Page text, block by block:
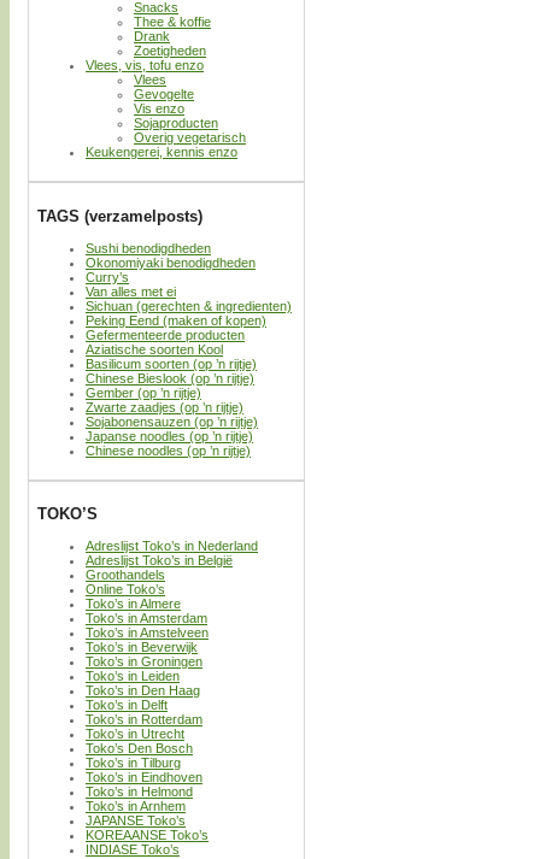
Snacks
Thee & koffie
Drank
Zoetigheden
Vlees, vis, tofu enzo
Vlees
Gevogelte
Vis enzo
Sojaproducten
Overig vegetarisch
Keukengerei, kennis enzo
TAGS (verzamelposts)
Sushi benodigdheden
Okonomiyaki benodigdheden
Curry’s
Van alles met ei
Sichuan (gerechten & ingredienten)
Peking Eend (maken of kopen)
Gefermenteerde producten
Aziatische soorten Kool
Basilicum soorten (op ’n rijtje)
Chinese Bieslook (op ’n rijtje)
Gember (op ’n rijtje)
Zwarte zaadjes (op ’n rijtje)
Sojabonensauzen (op ’n rijtje)
Japanse noodles (op ’n rijtje)
Chinese noodles (op ’n rijtje)
TOKO’S
Adreslijst Toko’s in Nederland
Adreslijst Toko’s in België
Groothandels
Online Toko’s
Toko’s in Almere
Toko’s in Amsterdam
Toko’s in Amstelveen
Toko’s in Beverwijk
Toko’s in Groningen
Toko’s in Leiden
Toko’s in Den Haag
Toko’s in Delft
Toko’s in Rotterdam
Toko’s in Utrecht
Toko’s Den Bosch
Toko’s in Tilburg
Toko’s in Eindhoven
Toko’s in Helmond
Toko’s in Arnhem
JAPANSE Toko’s
KOREAANSE Toko’s
INDIASE Toko’s